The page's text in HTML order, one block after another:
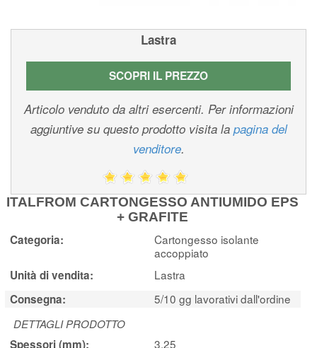
Lastra
SCOPRI IL PREZZO
Articolo venduto da altri esercenti. Per informazioni
aggiuntive su questo prodotto visita la pagina del
venditore.
ITALFROM CARTONGESSO ANTIUMIDO EPS
+ GRAFITE
Categoria:
Cartongesso isolante
accoppiato
Unità di vendita:
Lastra
Consegna:
5/10 gg lavorativi dall'ordine
DETTAGLI PRODOTTO
Spessori (mm):
3,25